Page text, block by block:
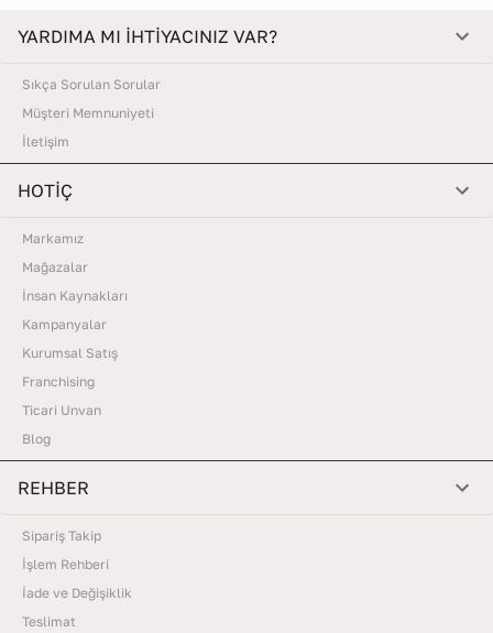
YARDIMA MI İHTİYACINIZ VAR?
Sıkça Sorulan Sorular
Müşteri Memnuniyeti
İletişim
HOTİÇ
Markamız
Mağazalar
İnsan Kaynakları
Kampanyalar
Kurumsal Satış
Franchising
Ticari Unvan
Blog
REHBER
Sipariş Takip
İşlem Rehberi
İade ve Değişiklik
Teslimat